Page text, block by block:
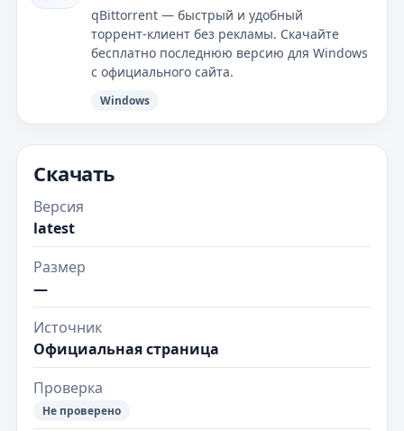
qBittorrent — быстрый и удобный
торрент‑клиент без рекламы. Скачайте
бесплатно последнюю версию для Windows
с официального сайта.
Windows
Скачать
Версия
latest
Размер
—
Источник
Официальная страница
Проверка
Не проверено